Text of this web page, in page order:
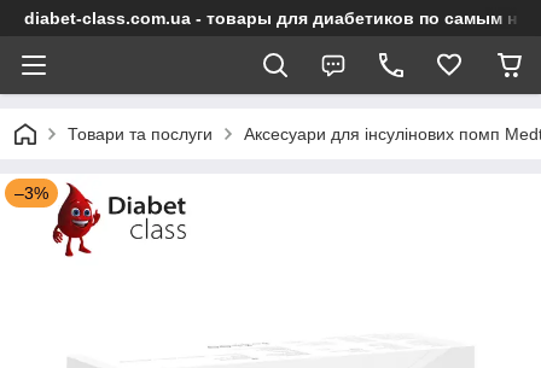
diabet-class.com.ua - товары для диабетиков по самым
Товари та послуги Аксесуари для інсулінових помп
–3%